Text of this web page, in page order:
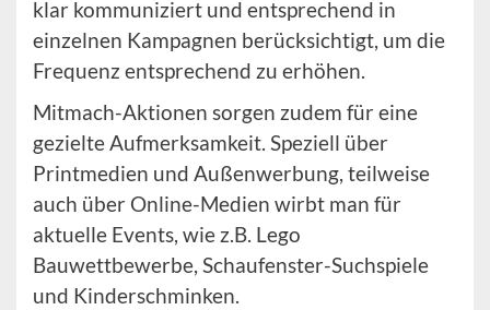
klar kommuniziert und entsprechend in
einzelnen Kampagnen berücksichtigt, um die
Frequenz entsprechend zu erhöhen.
Mitmach-Aktionen sorgen zudem für eine
gezielte Aufmerksamkeit. Speziell über
Printmedien und Außenwerbung, teilweise
auch über Online-Medien wirbt man für
aktuelle Events, wie z.B. Lego
Bauwettbewerbe, Schaufenster-Suchspiele
und Kinderschminken.